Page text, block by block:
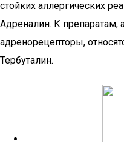
стойких аллергических
Адреналин. К
адренорецепторы,
Тербуталин.